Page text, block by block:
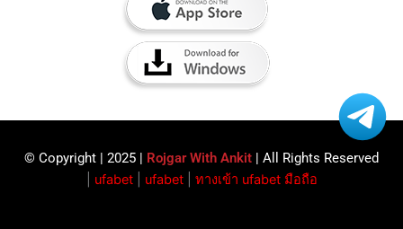
© Copyright | 2025 | Rojgar With Ankit | All Rights Reserved​
ufabet| ufabet| ทางเข้า ufabet มือถือ